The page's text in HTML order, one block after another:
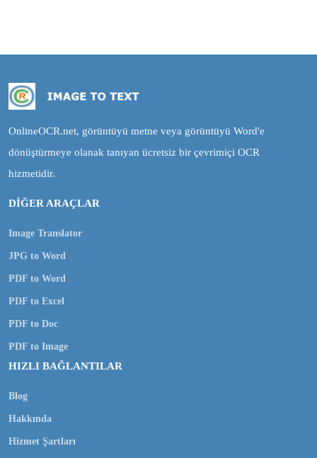
OnlineOCR.net, görüntüyü metne veya görüntüyü Word'e
dönüştürmeye olanak tanıyan ücretsiz bir çevrimiçi OCR
hizmetidir.
DİĞER ARAÇLAR
Image Translator
JPG to Word
PDF to Word
PDF to Excel
PDF to Doc
PDF to Image
HIZLI BAĞLANTILAR
Blog
Hakkında
Hizmet Şartları